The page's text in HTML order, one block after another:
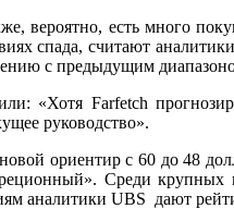
вероятно, есть много
спада, считают
с предыдущим
«Хотя Farfetch
руководство».
ориентир с 60 до 48
Среди крупных
аналитики UBS дают